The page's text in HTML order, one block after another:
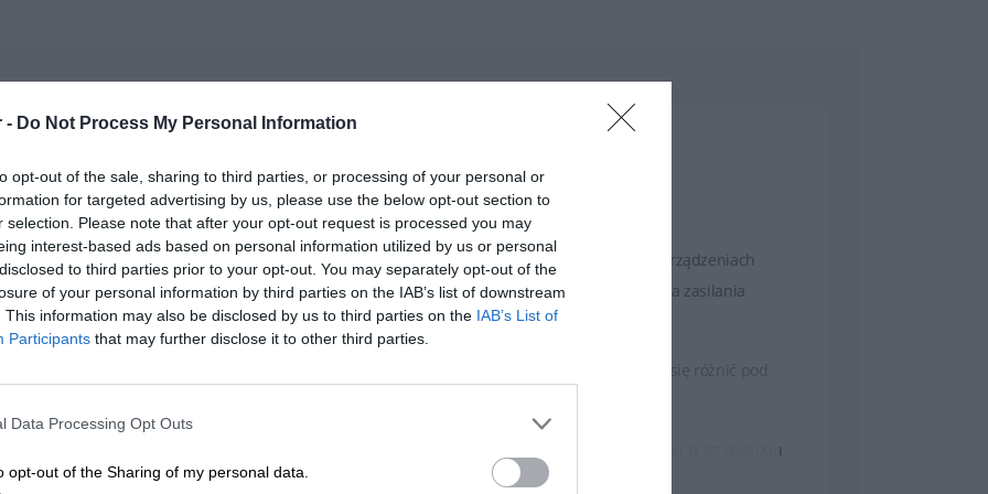
- Do Not Process My Personal Information
opt-out of the sale, sharing to third parties, or processing of your personal or
for targeted advertising by us, please use the below opt-out section to
selection. Please note that after your opt-out request is processed you may
interest-based ads based on personal information utilized by us or personal
to third parties prior to your opt-out. You may separately opt-out of the
of your personal information by third parties on the IAB’s list of downstream
This information may also be disclosed by us to third parties on the IAB’s List of
Participants that may further disclose it to other third parties.
Data Processing Opt Outs
opt-out of the Sharing of my personal data.
Baterie HP są używane głównie w laptopach, notebookach, tabletkach i innych przenośnych urządzeniach
firmy HP. Zapewniają one zasilanie w sytuacjach, gdy urządzenie nie jest podłączone do źródła zasilania
zewnętrznego.
Czas działania baterii HP może się różnić w zależności od modelu laptopa, konfiguracji systemu oraz sposobu
użytkowania. Większość baterii ma określony czas pracy na baterii podczas korzystania z urządzenia bez